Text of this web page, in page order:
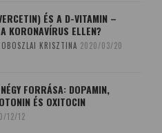
ÉS A D-VITAMIN –
KORONAVÍRUS ELLEN?
KRISZTINA 2020/03/20
FORRÁSA: DOPAMIN,
ÉS OXITOCIN
12/12